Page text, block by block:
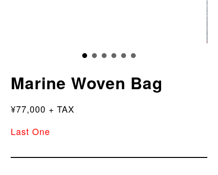
Marine Woven Bag
¥77,000 + TAX
Last One